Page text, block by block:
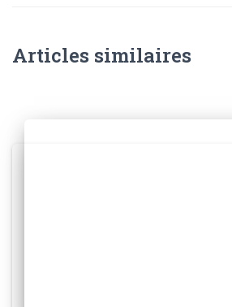
Articles similaires